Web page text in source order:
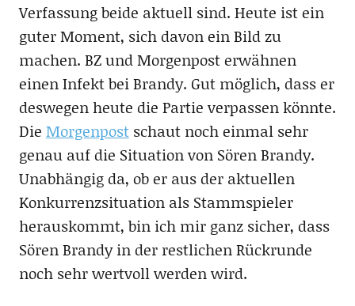
Verfassung beide aktuell sind. Heute ist ein
guter Moment, sich davon ein Bild zu
machen. BZ und Morgenpost erwähnen
einen Infekt bei Brandy. Gut möglich, dass er
deswegen heute die Partie verpassen könnte.
Die Morgenpostschaut noch einmal sehr
genau auf die Situation von Sören Brandy.
Unabhängig da, ob er aus der aktuellen
Konkurrenzsituation als Stammspieler
herauskommt, bin ich mir ganz sicher, dass
Sören Brandy in der restlichen Rückrunde
noch sehr wertvoll werden wird.